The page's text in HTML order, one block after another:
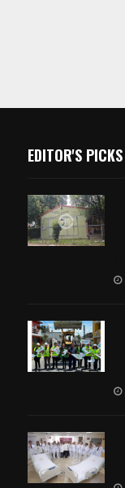
EDITOR'S PICKS